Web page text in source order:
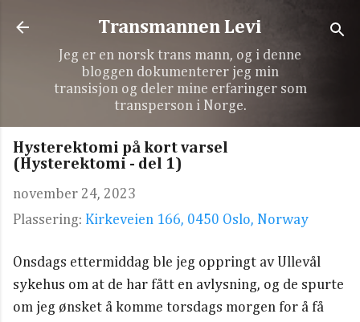
Gå til hovedinnhold
Transmannen Levi
Jeg er en norsk trans mann, og i denne
bloggen dokumenterer jeg min
transisjon og deler mine erfaringer som
transperson i Norge.
Hysterektomi på kort varsel
(Hysterektomi - del 1)
november 24, 2023
Plassering: Kirkeveien 166, 0450 Oslo, Norway
Onsdags ettermiddag ble jeg oppringt av Ullevål
sykehus om at de har fått en avlysning, og de spurte
om jeg ønsket å komme torsdags morgen for å få